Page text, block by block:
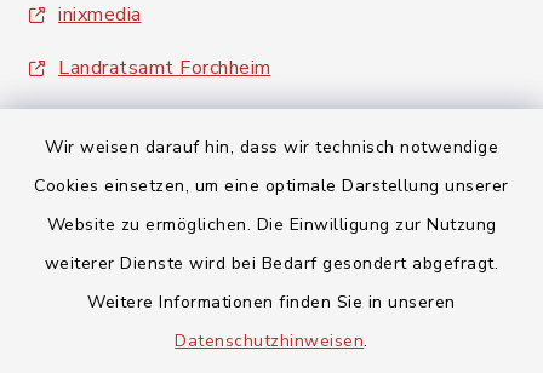
Wir weisen darauf hin, dass wir technisch notwendige
Cookies einsetzen, um eine optimale Darstellung unserer
Website zu ermöglichen. Die Einwilligung zur Nutzung
weiterer Dienste wird bei Bedarf gesondert abgefragt.
Weitere Informationen finden Sie in unseren
Datenschutzhinweisen.
inixmedia
Landratsamt Forchheim
Barrierefreiheit